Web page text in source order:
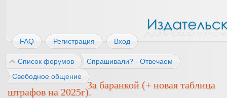
FAQ Регистрация Вход
Список форумов
Спрашивали? - Отвечаем
Свободное общение
За баранкой (+ новая таблица
штрафов на 2025г).